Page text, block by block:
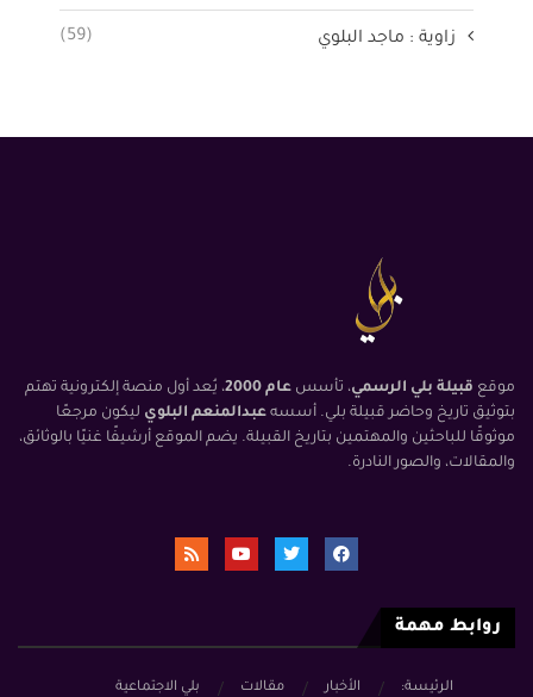
زاوية : ماجد البلوي (59)
موقع قبيلة بلي الرسمي، تأسس عام 2000
، يُعد أول منصة إلكترونية تهتم
بتوثيق تاريخ وحاضر قبيلة بلي. أسسه عبدالمنعم البلوي ليكون مرجعًا
موثوقًا للباحثين والمهتمين بتاريخ القبيلة. يضم الموقع أرشيفًا غنيًا بالوثائق،
والمقالات، والصور النادرة.
روابط مهمة
الرئيسة: الأخبار مقالات
بلي الاجتماعية